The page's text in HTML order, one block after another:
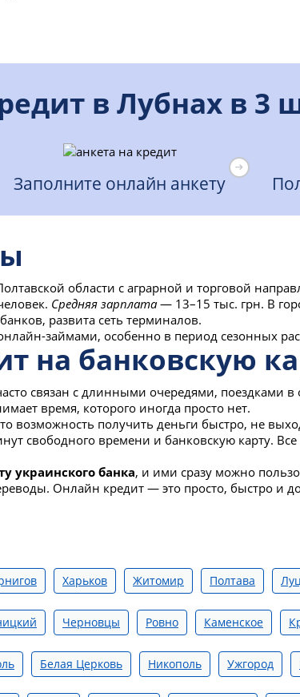
в Лубнах в 3
Заполните онлайн анкету
области с аграрной и торговой
Средняя зарплата— 13–15 тыс. грн. В
развита сеть терминалов.
займами, особенно в период сезонных
на банковскую
связан с длинными очередями, поездками
время, которого иногда просто нет.
возможность получить деньги быстро, не
свободного времени и банковскую карту.
украинского банка, и ими сразу можно
Онлайн кредит — это просто, быстро и
Харьков Житомир Полтава
Черновцы Ровно Каменское
Белая Церковь Никополь Ужгород